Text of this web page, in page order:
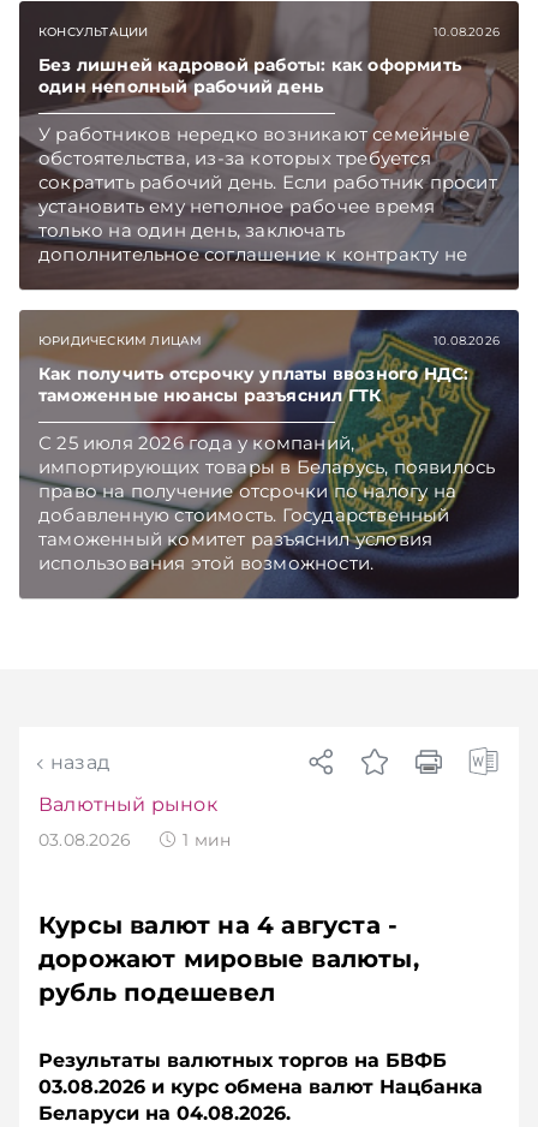
КОНСУЛЬТАЦИИ 10.08.2026
Без лишней кадровой работы: как оформить
один неполный рабочий день
У работников нередко возникают семейные
обстоятельства, из-за которых требуется
сократить рабочий день. Если работник просит
установить ему неполное рабочее время
только на один день, заключать
дополнительное соглашение к контракту не
требуется – достаточно оформить приказ
занятости и социальной защите
Мингорисполкома. Подписывайтесь на
Telegram‑канал и Viber. Главное об экономике
Беларуси — раньше, чем в новостях
TelegramViber
ЮРИДИЧЕСКИМ ЛИЦАМ 10.08.2026
Как получить отсрочку уплаты ввозного НДС:
таможенные нюансы разъяснил ГТК
С 25 июля 2026 года у компаний,
импортирующих товары в Беларусь, появилось
право на получение отсрочки по налогу на
добавленную стоимость. Государственный
таможенный комитет разъяснил условия
использования этой возможности.
Подписывайтесь на Telegram‑канал и Viber.
назад
Валютный рынок
03.08.2026 1 мин
Курсы валют на 4 августа -
дорожают мировые валюты,
рубль подешевел
Результаты валютных торгов на БВФБ
03.08.2026 и курс обмена валют Нацбанка
Беларуси на 04.08.2026.